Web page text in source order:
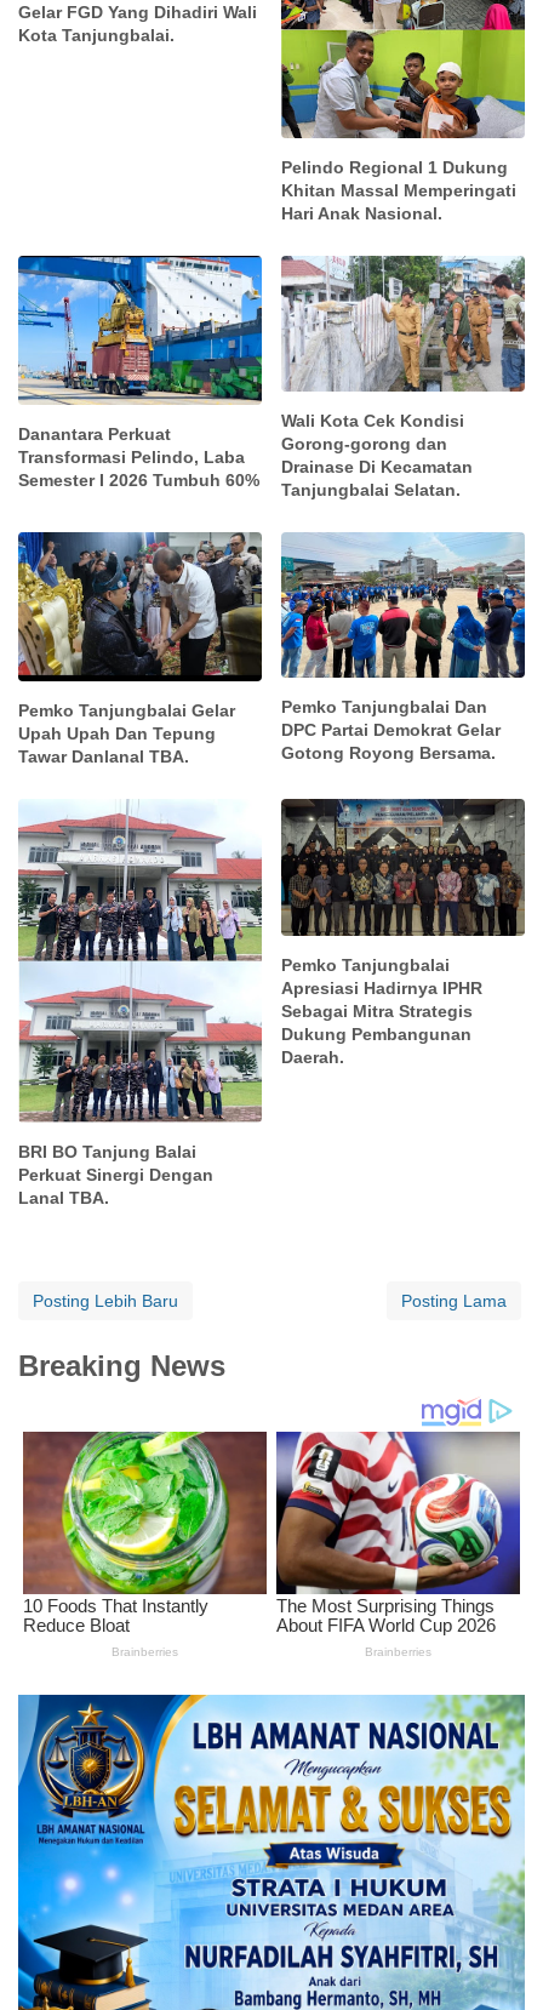
Gelar FGD Yang Dihadiri Wali
Kota Tanjungbalai.
Pelindo Regional 1 Dukung
Khitan Massal Memperingati
Hari Anak Nasional.
Danantara Perkuat
Transformasi Pelindo, Laba
Semester I 2026 Tumbuh 60%
Wali Kota Cek Kondisi
Gorong-gorong dan
Drainase Di Kecamatan
Tanjungbalai Selatan.
Pemko Tanjungbalai Gelar
Upah Upah Dan Tepung
Tawar Danlanal TBA.
Pemko Tanjungbalai Dan
DPC Partai Demokrat Gelar
Gotong Royong Bersama.
BRI BO Tanjung Balai
Perkuat Sinergi Dengan
Lanal TBA.
Pemko Tanjungbalai
Apresiasi Hadirnya IPHR
Sebagai Mitra Strategis
Dukung Pembangunan
Daerah.
Posting Lebih Baru Posting Lama
Breaking News